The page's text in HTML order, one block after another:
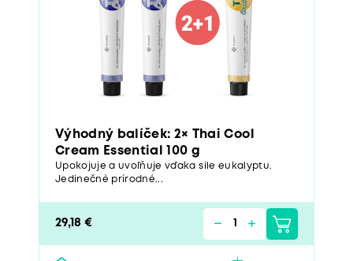
Výhodný balíček: 2× Thai Cool
Cream Essential 100 g
Upokojuje a uvoľňuje vďaka sile eukalyptu.
Jedinečné prírodné...
29,18 €